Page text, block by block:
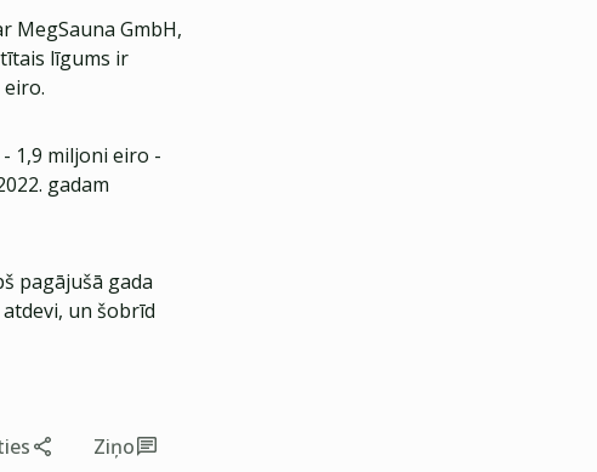
MegSauna GmbH,
līgums ir
1,9 miljoni eiro -
gadam
pagājušā gada
un šobrīd
Ziņo